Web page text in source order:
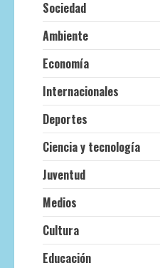
Sociedad
Ambiente
Economía
Internacionales
Deportes
Ciencia y tecnología
Juventud
Medios
Cultura
Educación